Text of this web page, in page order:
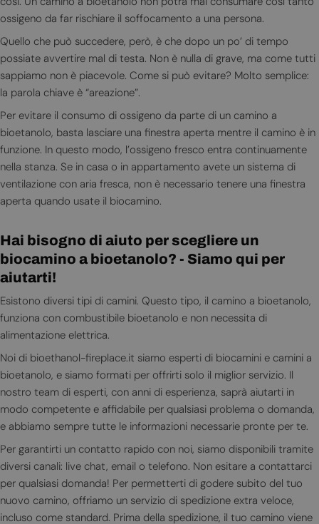
ossigeno da far rischiare il soffocamento a una persona.
Quello che può succedere, però, è che dopo un po’ di tempo
possiate avvertire mal di testa. Non è nulla di grave, ma come tutti
sappiamo non è piacevole. Come si può evitare? Molto semplice:
la parola chiave è “areazione”.
Per evitare il consumo di ossigeno da parte di un camino a
bioetanolo, basta lasciare una finestra aperta mentre il camino è in
funzione. In questo modo, l’ossigeno fresco entra continuamente
nella stanza. Se in casa o in appartamento avete un sistema di
ventilazione con aria fresca, non è necessario tenere una finestra
aperta quando usate il biocamino.
Hai bisogno di aiuto per scegliere un
biocamino a bioetanolo? - Siamo qui per
aiutarti!
Esistono diversi tipi di camini. Questo tipo, il camino a bioetanolo,
funziona con combustibile bioetanolo e non necessita di
alimentazione elettrica.
Noi di bioethanol-fireplace.it siamo esperti di biocamini e camini a
bioetanolo, e siamo formati per offrirti solo il miglior servizio. Il
nostro team di esperti, con anni di esperienza, saprà aiutarti in
modo competente e affidabile per qualsiasi problema o domanda,
e abbiamo sempre tutte le informazioni necessarie pronte per te.
Per garantirti un contatto rapido con noi, siamo disponibili tramite
diversi canali: live chat, email o telefono. Non esitare a contattarci
per qualsiasi domanda! Per permetterti di godere subito del tuo
nuovo camino, offriamo un servizio di spedizione extra veloce,
incluso come standard. Prima della spedizione, il tuo camino viene